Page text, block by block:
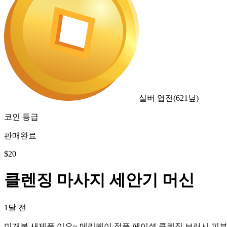
실버 엽전(621 닢)
코인 등급
판매완료
$20
클렌징 마사지 세안기 머신
1달 전